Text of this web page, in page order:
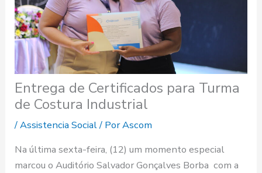
Entrega de Certificados para Turma
de Costura Industrial
/Assistencia Social/ PorAscom
Na última sexta-feira, (12) um momento especial
marcou o Auditório Salvador Gonçalves Borba com a